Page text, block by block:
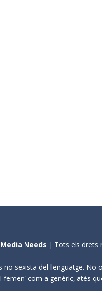
Media Needs | Tots els drets
sexista del llenguatge.
com a genèric, atès